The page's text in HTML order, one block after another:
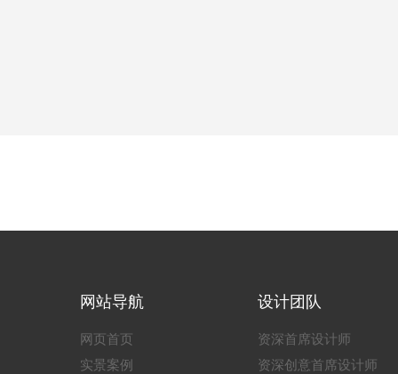
网站导航
网页首页
实景案例
设计团队
资深首席设计师
资深创意首席设计师